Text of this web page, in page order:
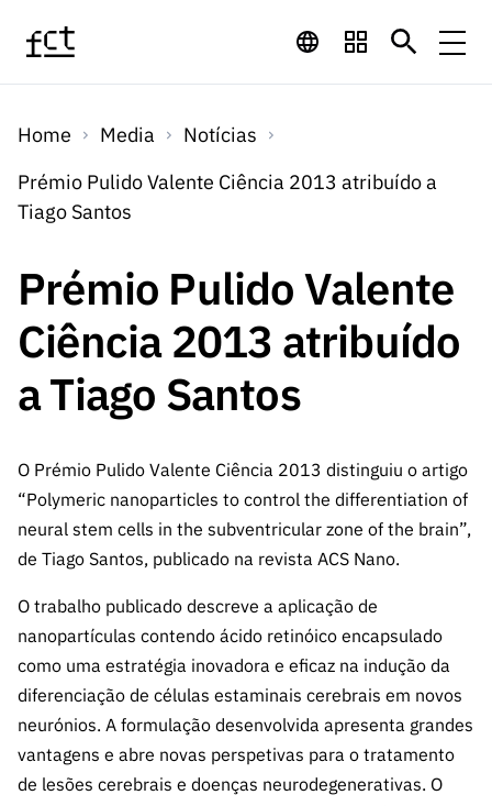
Financiamento
Programas de
Internacional
Prémios
LINKS
Computaç
ão
Emprego
Instituiçõ
es de I&D
Infraestru
turas
Outros
Apoios
Concursos
Concursos Previstos
Concursos Fechados
Calendário de
Concursos FCT 2026
LINKS
RÁPIDOS
Bolsas
I&D
Instituiçõ
es I&D
Infraestru
Prémios
Outros
Apoios
Serviços
ServiçosServiços digitais:
Tecnologia para o
Arquivo, Documentação
e Informação
Acesso a dados
estatísticos para fins
científicos – Protocolo
INE/DGEEC/FCT
Media
Media Notícias
Notas de Imprensa
Newsletter
Agenda
Publicações
Media e
Identidade
de Marca
Newsletter
Subscrever
Direct Mail
de
Concursos
FCT
90 Segundos
Sobre
SobreA FCT
Transparência
Estudos e Planeamento
Estratégico
Documentos de Gestão
Apoios Comunitários
LINKS
RÁPIDOS
Números
Acreditaç
ão,
Certificaç
ão e
Benefícios
Fiscais
Home Media
Notícias
Prémio Pulido Valente Ciência 2013 atribuído a
Tiago Santos
Prémio Pulido Valente
Ciência 2013 atribuído
a Tiago Santos
O Prémio Pulido Valente Ciência 2013 distinguiu o artigo
“Polymeric nanoparticles to control the differentiation of
neural stem cells in the subventricular zone of the brain”,
de Tiago Santos, publicado na revista ACS Nano.
O trabalho publicado descreve a aplicação de
nanopartículas contendo ácido retinóico encapsulado
como uma estratégia inovadora e eficaz na indução da
diferenciação de células estaminais cerebrais em novos
neurónios. A formulação desenvolvida apresenta grandes
vantagens e abre novas perspetivas para o tratamento
de lesões cerebrais e doenças neurodegenerativas. O